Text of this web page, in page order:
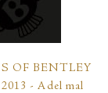
OF BENTLEY
- Adel mal